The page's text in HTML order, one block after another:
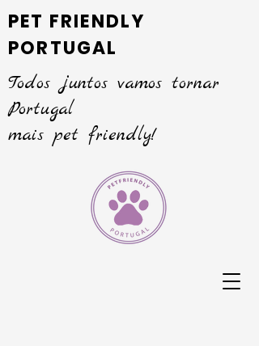
PET FRIENDLY
PORTUGAL
Todos juntos vamos tornar
Portugal
mais pet friendly!